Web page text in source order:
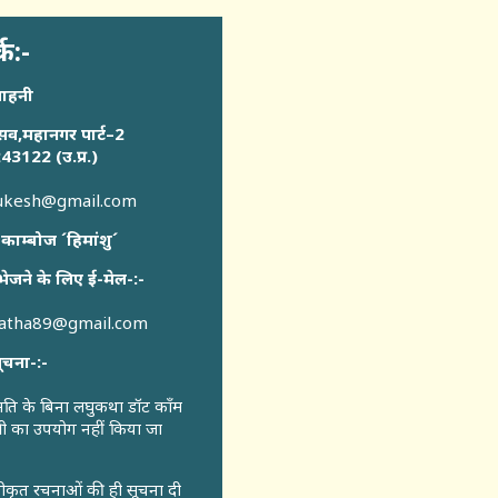
पार्ट–2
(उ.प्र.)
´हिमांशु´
के लिए ई-मेल-:-
:-
के बिना लघुकथा डॉट कॉंम
का उपयोग नहीं किया जा
रचनाओं की ही सूचना दी